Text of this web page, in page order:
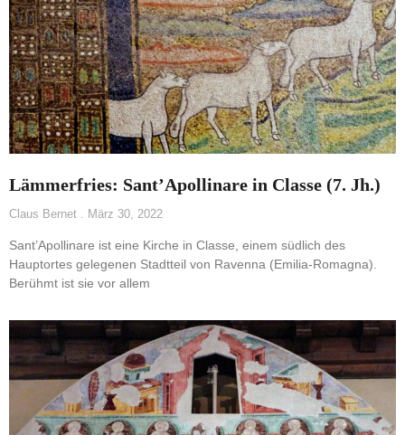
Lämmerfries: Sant’Apollinare in Classe (7. Jh.)
Claus Bernet März 30, 2022
Sant’Apollinare ist eine Kirche in Classe, einem südlich des
Hauptortes gelegenen Stadtteil von Ravenna (Emilia-Romagna).
Berühmt ist sie vor allem